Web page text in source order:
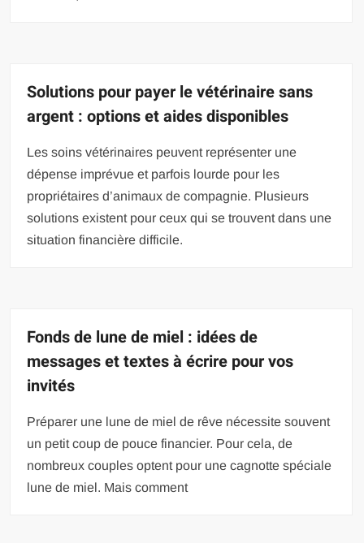
Solutions pour payer le vétérinaire sans
argent : options et aides disponibles
Les soins vétérinaires peuvent représenter une
dépense imprévue et parfois lourde pour les
propriétaires d’animaux de compagnie. Plusieurs
solutions existent pour ceux qui se trouvent dans une
situation financière difficile.
Fonds de lune de miel : idées de
messages et textes à écrire pour vos
invités
Préparer une lune de miel de rêve nécessite souvent
un petit coup de pouce financier. Pour cela, de
nombreux couples optent pour une cagnotte spéciale
lune de miel. Mais comment